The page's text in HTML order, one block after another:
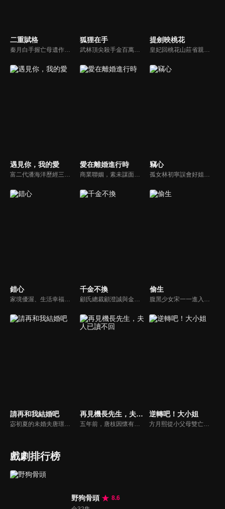
二重賦格 狐狸在手
武林頂尖殺手金百萬失憶淪為小廚娘，後遇上絕世腹黑琴師曲徵，而後倆人經過萬千磨難終於明確彼此心意，決心共同攜手，戰勝邪惡，重申正義的故事。
提劍映桃花
遇見你，我的愛
富二代潘海洋歷經三次失敗婚姻，認為金錢阻礙愛情。唯第一任妻子陸雪怡真心待他。好友伊軒勸他隱藏身份。他在酒吧對芭蕾舞演員韓夢瑤一見鍾情。便化身業務經理與她相戀。熱戀中潘海洋決定娶韓夢瑤，卻在婚前發現韓夢瑤三年前曾是自己公司員工，進而揭開伊軒與韓夢瑤為還債設局圖謀他財產的陰謀...
愛在離婚進行時
商業聯姻，素未謀面的兩人在三年後都有意解除這段沒有愛情的婚姻，陰差陽錯多次相約未成，卻因一次意外發生了親密關係。兩人再次相遇，錯誤的情感表達加深了彼此的誤會。傅燕城得知盛眠就是Penny，並已懷有身孕懊悔不已，傾其一切挽回，兩人解除誤會，確認彼此真心，決定攜手一生。
竊心
孤女林初寧誤會好姐妹小柔死於紈絝陸司宴之手，卻陰錯陽差必須假扮陸家千金，成為陸司宴的雙胞胎姐姐，進入陸家復仇，然而陸司宴卻以為對自己的姐姐產生了不該有的愛慕之情。
錯心
家境優渥、生活幸福的富商之女連心若，遭逢鉅變失去一切，伸冤不成反被活埋，幸得裴家二爺裴玉澤所救，決心尋找真相伺機復仇。五年後連心若化名歌手杜幽夢回歸，與裴玉澤攜手層層佈局，開啟一場瑰麗爽快的復仇遊戲。
千金不換
顧氏總裁顧澄誠與金家千金金燦燦兩家聯姻宴席上，童話突然現身阻止，直言自己才是金家真千金，現場頓時混亂，眾人為了自己的利益各執一詞，無人在意童話這個所謂的真千金。
偷生
腹黑少女宋一一進入雨淋集團一心完成母親的遺願，卻遭遇舅舅薛繁與的強制驅趕，一場少女與大叔之間調教與反調教的拉扯戰，在未知的豪門恩怨中展開...
請再和我結婚吧
宓初夏的未婚夫唐璟行在婚禮前傳來死訊，讓她陷入情感與家族變動的雙重衝擊。一年後，和已故未婚夫長相一模一樣的路念白突然出現，宓初夏懷疑他就是唐璟行，但透過DNA鑑定確認並非同一人。為了振興國貨珠寶品牌「蜜糖」，她還是選擇與路念白合作...
再見機長先生，夫人已讀不回
五年前，唐枝因懷有裴延禮的孩子嫁入裴家，卻在這段婚姻裡受盡冷落。裴延禮心中只有初戀梁平霜，對唐枝與兒子小馳不聞不問。更殘酷的是，唐枝早已被確診胃癌晚期，醫生告知她僅剩一年生命，她最大的心願便是陪小馳過好最後一個五歲生日...
逆轉吧！大小姐
方月熙從小父母雙亡，和妹妹方雪在奶奶也是曼夏酒店集團的董事長唐瑛的照看下長大。掌管集團後，方月熙的性格越發囂張跋扈，對待包括妹妹方雪在內的一眾股東態度十分惡劣。乖巧懂事的方雪表面上看似對姐姐百般忍耐和理解，其實內心十分嫉妒方月熙，一心想取代方月熙，想要得到她擁有的一切。
戲劇排行榜
野狗骨頭
8.6